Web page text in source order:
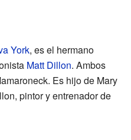
York, es el hermano
Matt Dillon. Ambos
Es hijo de Mary
pintor y entrenador de